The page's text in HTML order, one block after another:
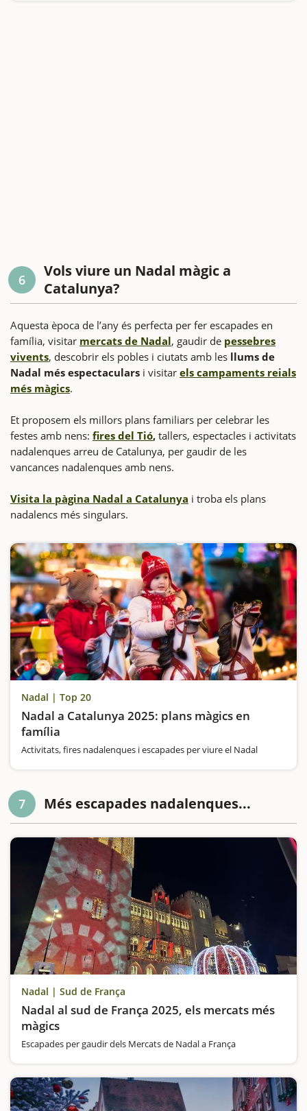
6
Vols viure un Nadal màgic a
Catalunya?
Aquesta època de l’any és perfecta per fer escapades en
família, visitar mercats de Nadal, gaudir de pessebres
vivents, descobrir els pobles i ciutats amb les llums de
Nadal més espectaculars i visitar els campaments reials
més màgics.
Et proposem els millors plans familiars per celebrar les
festes amb nens: fires del Tió, tallers, espectacles i activitats
nadalenques arreu de Catalunya, per gaudir de les
vancances nadalenques amb nens.
Visita la pàgina Nadal a Catalunya i troba els plans
nadalencs més singulars.
Nadal | Top 20
Nadal a Catalunya 2025: plans màgics en
família
Activitats, fires nadalenques i escapades per viure el Nadal
7 Més escapades nadalenques...
Nadal | Sud de França
Nadal al sud de França 2025, els mercats més
màgics
Escapades per gaudir dels Mercats de Nadal a França